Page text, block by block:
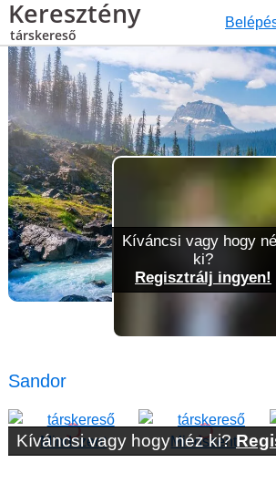
Keresztény
társkereső
Társkereső
Sandor
Sandor
Kíváncsi vagy hogy néz ki?
Kíváncsi vagy hogy
ki?
Regisztrálj ingyen!